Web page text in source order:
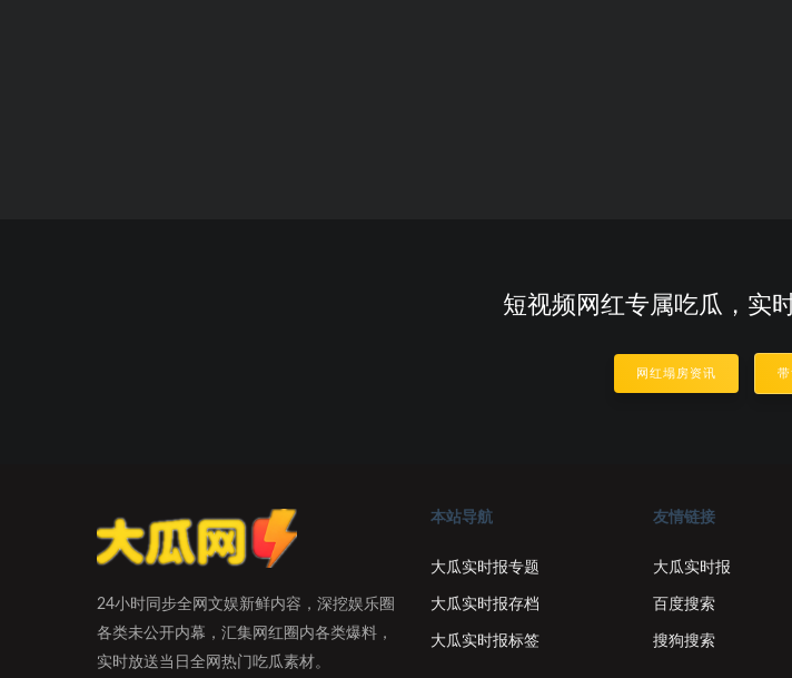
短视频网红专属吃瓜，实
网红塌房资讯
24小时同步全网文娱新鲜内容，深挖娱乐圈
各类未公开内幕，汇集网红圈内各类爆料，
实时放送当日全网热门吃瓜素材。
本站导航
大瓜实时报专题
大瓜实时报存档
大瓜实时报标签
友情链接
大瓜实时报
百度搜索
搜狗搜索